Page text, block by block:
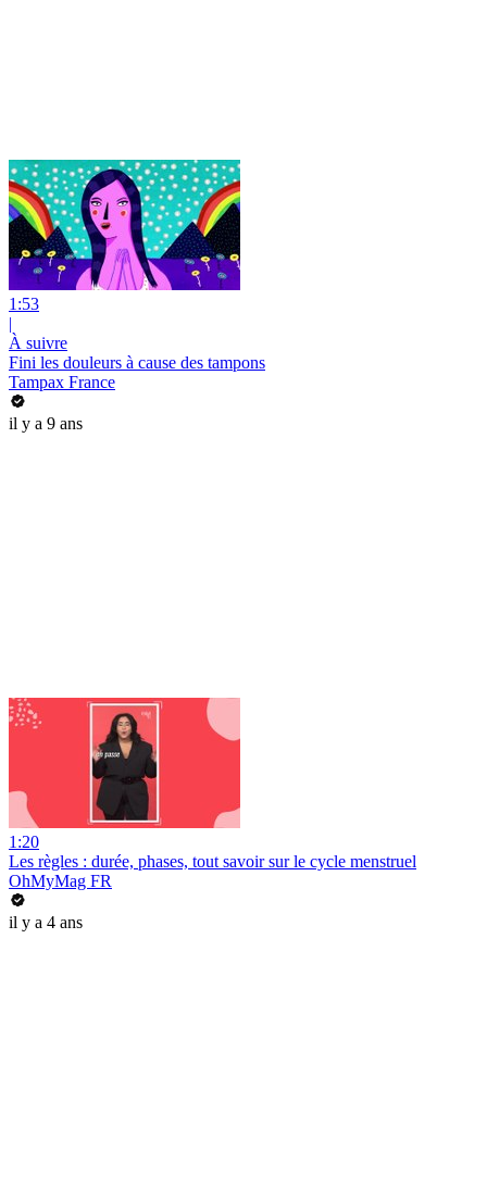
1:53
|
À suivre
Fini les douleurs à cause des tampons
Tampax France
il y a 9 ans
1:20
Les règles : durée, phases, tout savoir sur le cycle menstruel
OhMyMag FR
il y a 4 ans